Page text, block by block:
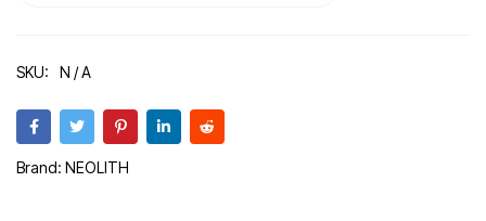
SKU: N / A
Brand: NEOLITH